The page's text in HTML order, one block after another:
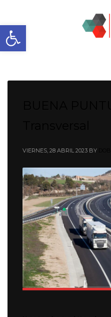
Abrir barra de herramientas
VIERNES, 28 ABRIL 2023 BY